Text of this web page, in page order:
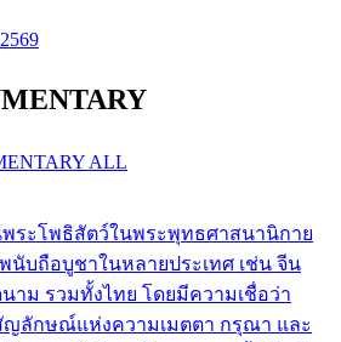
ALL
พระโพธิสัตว์ในพระพุทธศาสนานิกาย
นับถือบูชาในหลายประเทศ เช่น จีน
าม รวมทั้งไทย โดยมีความเชื่อว่า
ญลักษณ์แห่งความเมตตา กรุณา และ